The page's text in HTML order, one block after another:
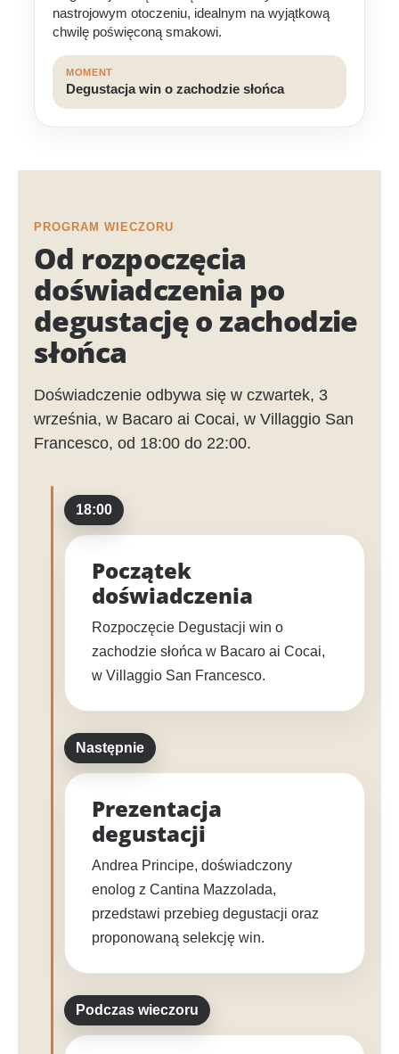
nastrojowym otoczeniu, idealnym na wyjątkową
chwilę poświęconą smakowi.
MOMENT
Degustacja win o zachodzie słońca
PROGRAM WIECZORU
Od rozpoczęcia
doświadczenia po
degustację o zachodzie
słońca
Doświadczenie odbywa się w czwartek, 3
września, w Bacaro ai Cocai, w Villaggio San
Francesco, od 18:00 do 22:00.
18:00
Początek
doświadczenia
Rozpoczęcie Degustacji win o
zachodzie słońca w Bacaro ai Cocai,
w Villaggio San Francesco.
Następnie
Prezentacja
degustacji
Andrea Principe, doświadczony
enolog z Cantina Mazzolada,
przedstawi przebieg degustacji oraz
proponowaną selekcję win.
Podczas wieczoru